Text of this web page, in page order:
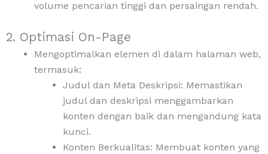
volume pencarian tinggi dan persaingan rendah.
2. Optimasi On-Page
Mengoptimalkan elemen di dalam halaman web,
termasuk:
Judul dan Meta Deskripsi: Memastikan
judul dan deskripsi menggambarkan
konten dengan baik dan mengandung kata
kunci.
Konten Berkualitas: Membuat konten yang